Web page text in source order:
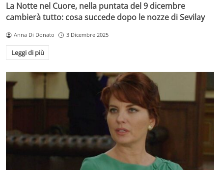
La Notte nel Cuore, nella puntata del 9 dicembre
cambierà tutto: cosa succede dopo le nozze di Sevilay
Anna Di Donato 3 Dicembre 2025
Leggi di più